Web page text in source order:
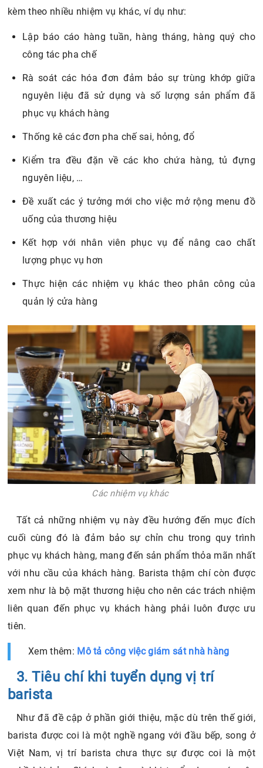
kèm theo nhiều nhiệm vụ khác, ví dụ như:
Lập báo cáo hàng tuần, hàng tháng, hàng quý cho
công tác pha chế
Rà soát các hóa đơn đảm bảo sự trùng khớp giữa
nguyên liệu đã sử dụng và số lượng sản phẩm đã
phục vụ khách hàng
Thống kê các đơn pha chế sai, hỏng, đổ
Kiểm tra đều đặn về các kho chứa hàng, tủ đựng
nguyên liệu, …
Đề xuất các ý tưởng mới cho việc mở rộng menu đồ
uống của thương hiệu
Kết hợp với nhân viên phục vụ để nâng cao chất
lượng phục vụ hơn
Thực hiện các nhiệm vụ khác theo phân công của
quản lý cửa hàng
Các nhiệm vụ khác
Tất cả những nhiệm vụ này đều hướng đến mục đích
cuối cùng đó là đảm bảo sự chỉn chu trong quy trình
phục vụ khách hàng, mang đến sản phẩm thỏa mãn nhất
với nhu cầu của khách hàng. Barista thậm chí còn được
xem như là bộ mặt thương hiệu cho nên các trách nhiệm
liên quan đến phục vụ khách hàng phải luôn được ưu
tiên.
Xem thêm: Mô tả công việc giám sát nhà hàng
3. Tiêu chí khi tuyển dụng vị trí
barista
Như đã đề cập ở phần giới thiệu, mặc dù trên thế giới,
barista được coi là một nghề ngang với đầu bếp, song ở
Việt Nam, vị trí barista chưa thực sự được coi là một